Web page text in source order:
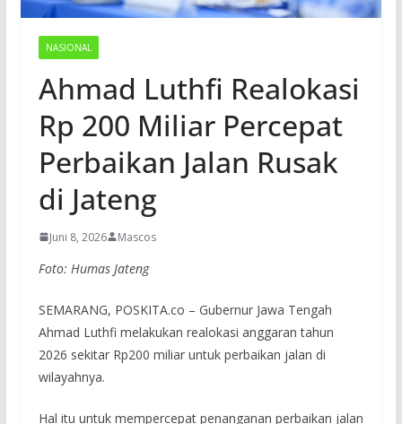
NASIONAL
Ahmad Luthfi Realokasi
Rp 200 Miliar Percepat
Perbaikan Jalan Rusak
di Jateng
Juni 8, 2026 Mascos
Foto: Humas Jateng
SEMARANG, POSKITA.co – Gubernur Jawa Tengah
Ahmad Luthfi melakukan realokasi anggaran tahun
2026 sekitar Rp200 miliar untuk perbaikan jalan di
wilayahnya.
Hal itu untuk mempercepat penanganan perbaikan jalan